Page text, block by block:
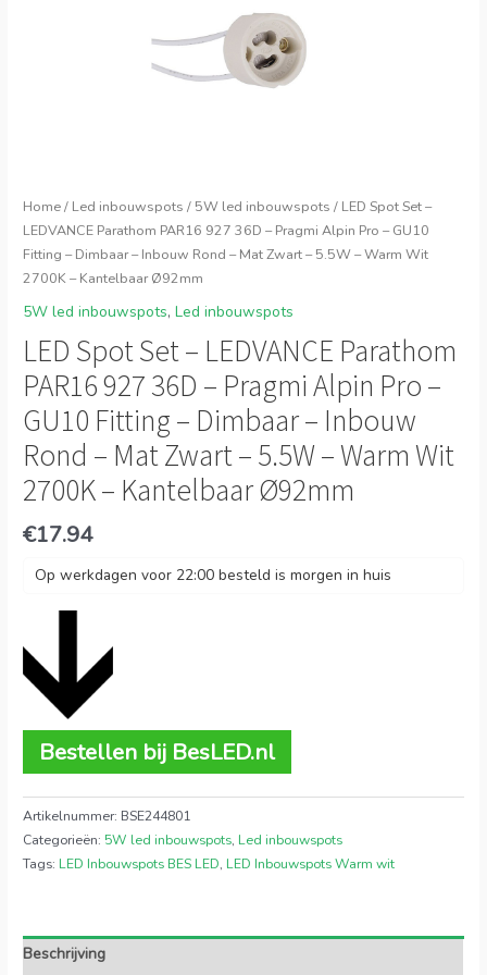
Home/ Led inbouwspots / 5W led inbouwspots / LED Spot Set –
LEDVANCE Parathom PAR16 927 36D – Pragmi Alpin Pro – GU10
Fitting – Dimbaar – Inbouw Rond – Mat Zwart – 5.5W – Warm Wit
2700K – Kantelbaar Ø92mm
5W led inbouwspots,Led inbouwspots
LED Spot Set – LEDVANCE Parathom
PAR16 927 36D – Pragmi Alpin Pro –
GU10 Fitting – Dimbaar – Inbouw
Rond – Mat Zwart – 5.5W – Warm Wit
2700K – Kantelbaar Ø92mm
€17.94
Op werkdagen voor 22:00 besteld is morgen in huis
Bestellen bij BesLED.nl
Artikelnummer: BSE244801
Categorieën: 5W led inbouwspots, Led inbouwspots
Tags: LED Inbouwspots BES LED, LED Inbouwspots Warm wit
Beschrijving